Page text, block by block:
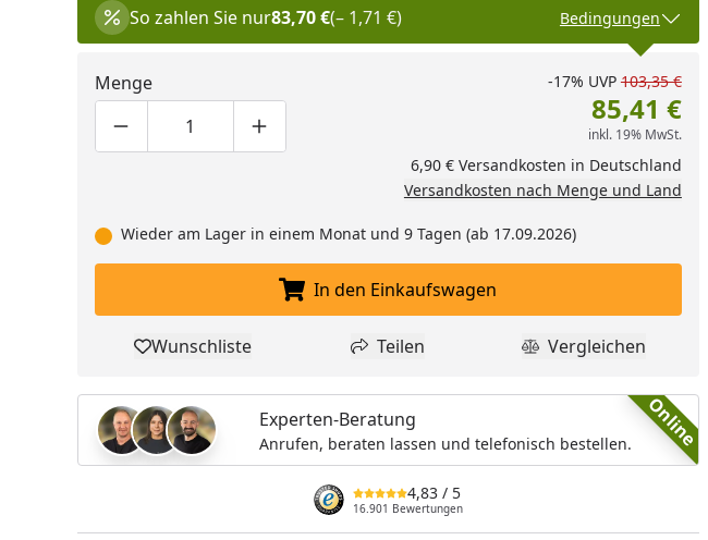
So zahlen Sie nur83,70 €(– 1,71 €) Bedingungen
Menge
Produktmenge um eins verringern
Produktmenge manuell eingeben
Produktmenge um eins erhöhen
-17% UVP 103,35 €
85,41 €
inkl. 19% MwSt.
6,90 € Versandkosten in Deutschland
Versandkosten nach Menge und Land
Wieder am Lager in einem Monat und 9 Tagen (ab 17.09.2026)
In den Einkaufswagen legen
In den Einkaufswagen
Produkt zur Wunschliste hinzufügen
Wunschliste Teilen
Teilen Produkt
Vergleichen
Online
Experten-Beratung
Anrufen, beraten lassen und telefonisch bestellen.
4,83 / 5
16.901 Bewertungen